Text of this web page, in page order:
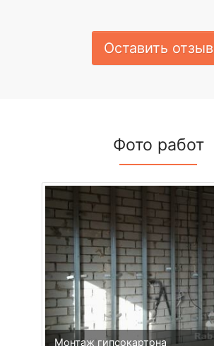
Оставить отзыв
Фото работ
Монтаж гипсокартона